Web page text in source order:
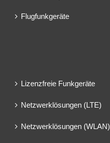
Flugfunkgeräte
Lizenzfreie Funkgeräte
Netzwerklösungen (LTE)
Netzwerklösungen (WLAN)